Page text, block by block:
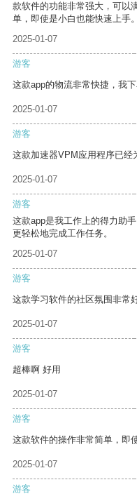
款软件的功能非常强大，可以
单，即使是小白也能快速上手。
2025-01-07
游客
这款app的物流非常快捷，我
2025-01-07
游客
这款加速器VPM应用程序已经
2025-01-07
游客
这款app是我工作上的得力助
更轻松地完成工作任务。
2025-01-07
游客
这款学习软件的社区氛围非常
2025-01-07
游客
超棒啊 好用
2025-01-07
游客
这款软件的操作非常简单，即
2025-01-07
游客